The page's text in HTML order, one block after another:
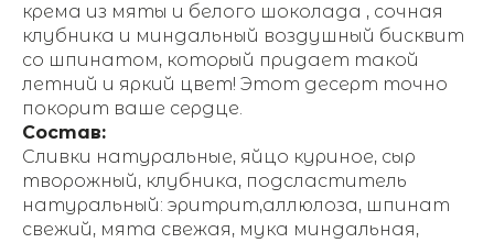
крема из мяты и белого шоколада , сочная
клубника и миндальный воздушный бисквит
со шпинатом, который придает такой
летний и яркий цвет! Этот десерт точно
покорит ваше сердце.
Состав:
Сливки натуральные, яйцо куриное, сыр
творожный, клубника, подсластитель
натуральный: эритрит,аллюлоза, шпинат
свежий, мята свежая, мука миндальная,